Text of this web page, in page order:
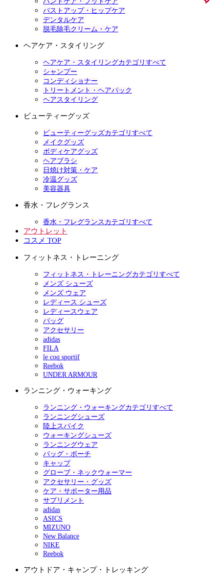
バストアップ・ヒップケア
デンタルケア
脱毛除毛クリーム・ケア
ヘアケア・スタイリング
ヘアケア・スタイリングカテゴリすべて
シャンプー
コンディショナー
トリートメント・ヘアパック
ヘアスタイリング
ビューティーグッズ
ビューティーグッズカテゴリすべて
メイクグッズ
ボディケアグッズ
ヘアブラシ
日焼け対策・ケア
冷温グッズ
美容器具
香水・フレグランス
香水・フレグランスカテゴリすべて
アウトレット
コスメ TOP
フィットネス・トレーニング
フィットネス・トレーニングカテゴリすべて
メンズ シューズ
メンズ ウェア
レディース シューズ
レディースウェア
バッグ
アクセサリー
adidas
FILA
le coq sportif
Reebok
UNDER ARMOUR
ランニング・ウォーキング
ランニング・ウォーキングカテゴリすべて
ランニングシューズ
陸上スパイク
ウォーキングシューズ
ランニングウェア
バッグ・ポーチ
キャップ
グローブ・ネックウォーマー
アクセサリー・グッズ
ケア・サポーター用品
サプリメント
adidas
ASICS
MIZUNO
New Balance
NIKE
Reebok
アウトドア・キャンプ・トレッキング